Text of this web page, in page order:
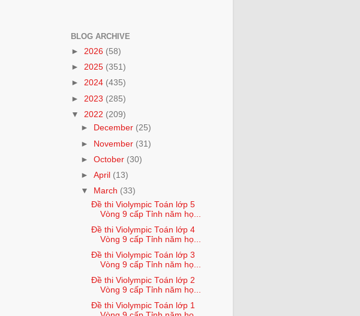
BLOG ARCHIVE
► 2026 (58)
► 2025 (351)
► 2024 (435)
► 2023 (285)
▼ 2022 (209)
►
December (25)
► November (31)
►October (30)
►April (13)
▼
March (33)
Đề thi Violympic Toán lớp 5
Vòng 9 cấp Tỉnh năm họ...
Đề thi Violympic Toán lớp 4
Vòng 9 cấp Tỉnh năm họ...
Đề thi Violympic Toán lớp 3
Vòng 9 cấp Tỉnh năm họ...
Đề thi Violympic Toán lớp 2
Vòng 9 cấp Tỉnh năm họ...
Đề thi Violympic Toán lớp 1